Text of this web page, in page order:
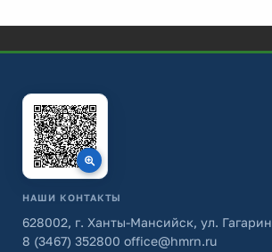
НАШИ КОНТАКТЫ
628002, г. Ханты-Мансийск, ул.
8 (3467) 352800 office@hmrn.ru